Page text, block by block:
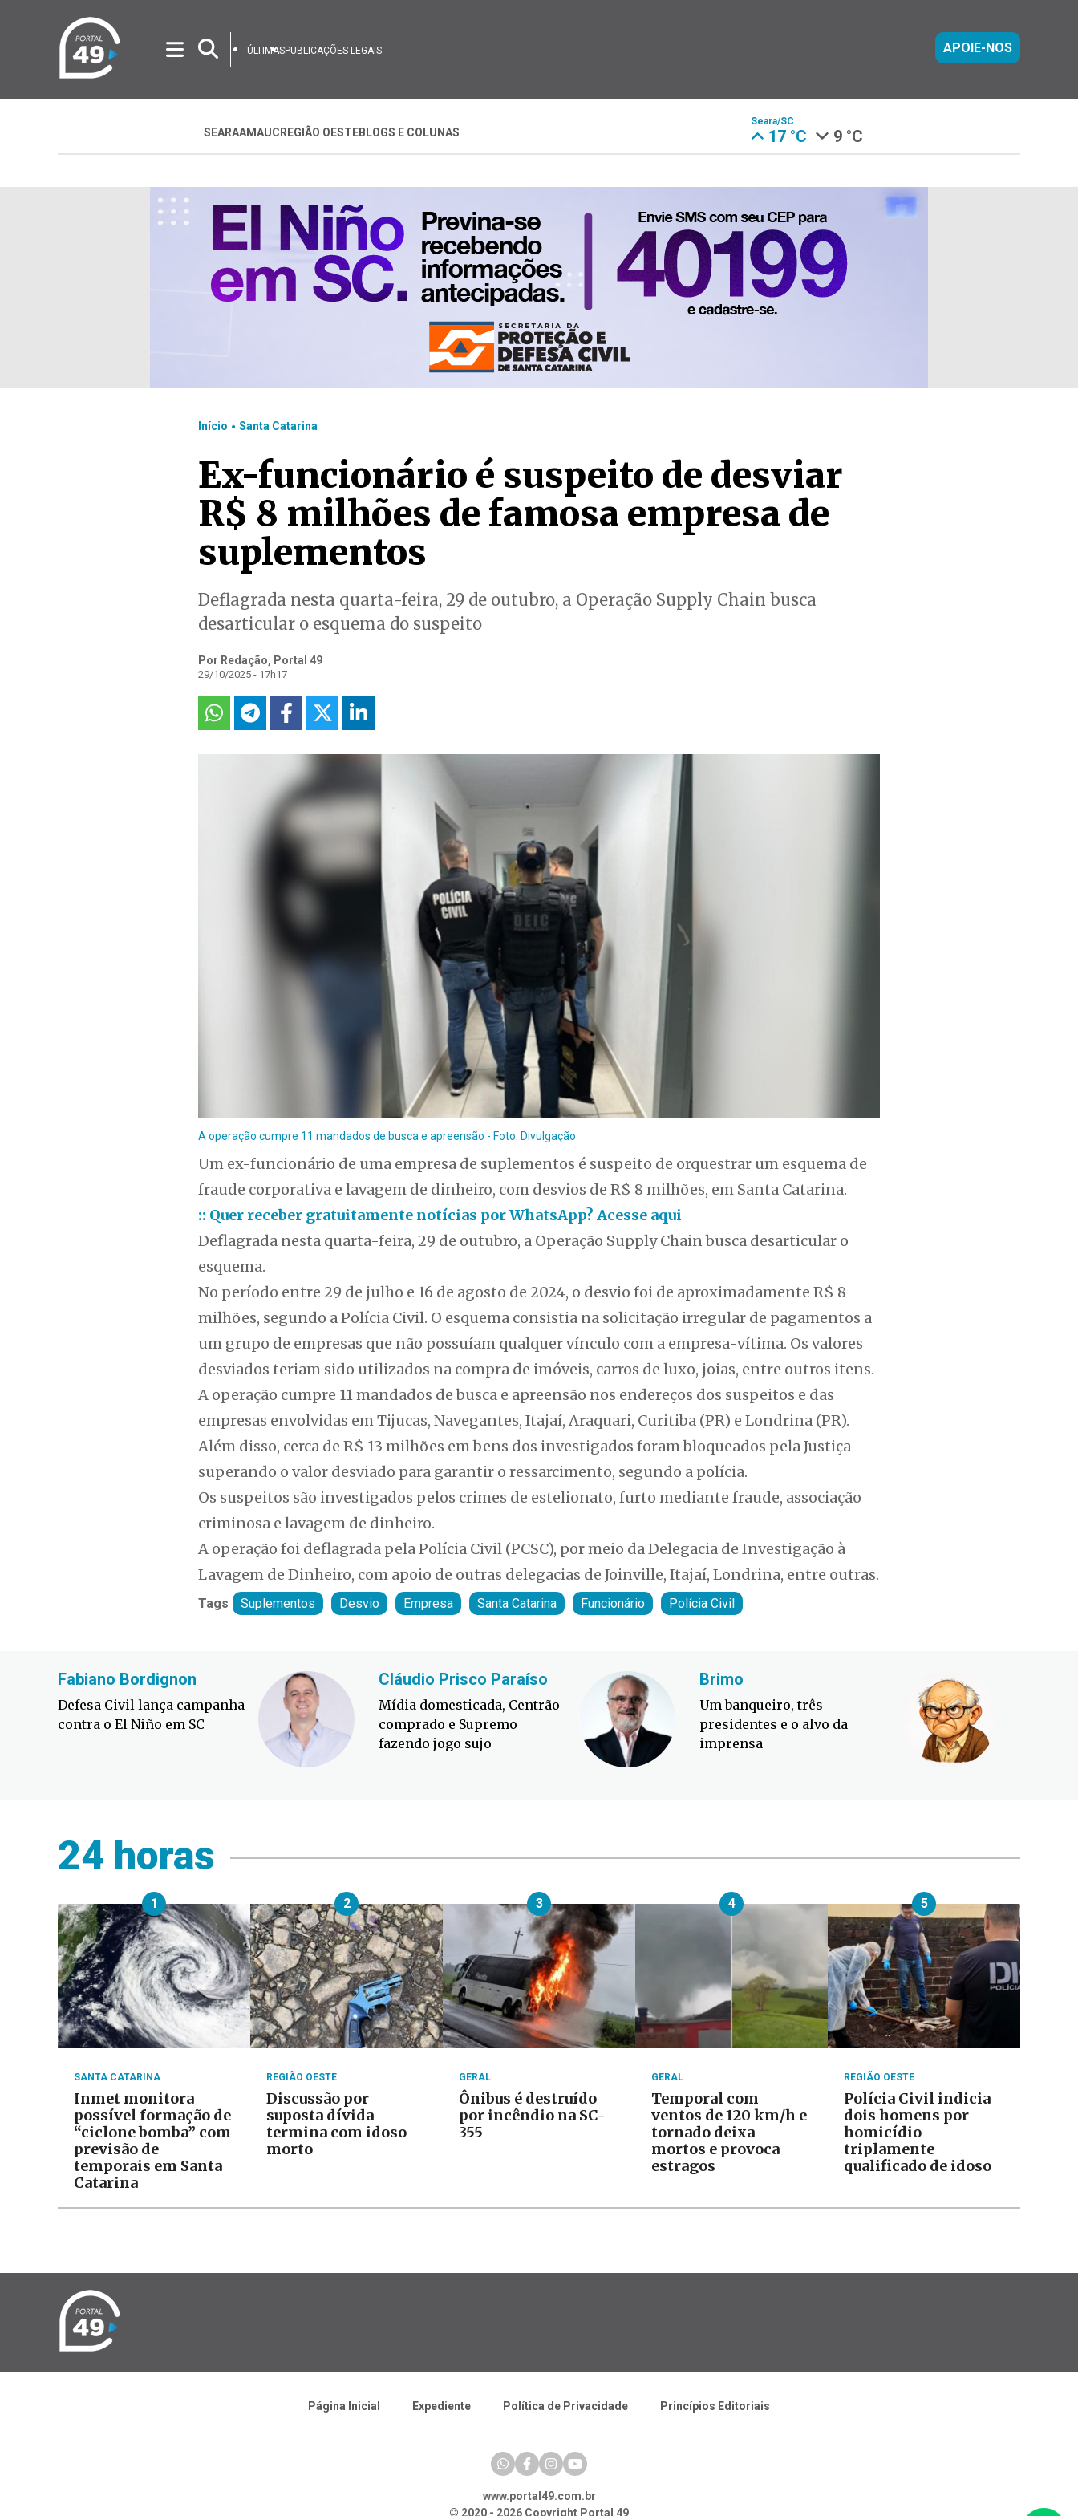
ÚLTIMASPUBLICAÇÕES LEGAIS APOIE-NOS
SEARAAMAUC REGIÃO OESTEBLOGS E COLUNAS
Seara/SC
17 °C 9 °C
Início . Santa Catarina
Ex-funcionário é suspeito de desviar
R$ 8 milhões de famosa empresa de
suplementos
Deflagrada nesta quarta-feira, 29 de outubro, a Operação Supply Chain busca
desarticular o esquema do suspeito
Por Redação, Portal 49
29/10/2025 - 17h17
A operação cumpre 11 mandados de busca e apreensão - Foto: Divulgação
Um ex-funcionário de uma empresa de suplementos é suspeito de orquestrar um esquema de
fraude corporativa e lavagem de dinheiro, com desvios de R$ 8 milhões, em Santa Catarina.
:: Quer receber gratuitamente notícias por WhatsApp? Acesse aqui
Deflagrada nesta quarta-feira, 29 de outubro, a Operação Supply Chain busca desarticular o
esquema.
No período entre 29 de julho e 16 de agosto de 2024, o desvio foi de aproximadamente R$ 8
milhões, segundo a Polícia Civil. O esquema consistia na solicitação irregular de pagamentos a
um grupo de empresas que não possuíam qualquer vínculo com a empresa-vítima. Os valores
desviados teriam sido utilizados na compra de imóveis, carros de luxo, joias, entre outros itens.
A operação cumpre 11 mandados de busca e apreensão nos endereços dos suspeitos e das
empresas envolvidas em Tijucas, Navegantes, Itajaí, Araquari, Curitiba (PR) e Londrina (PR).
Além disso, cerca de R$ 13 milhões em bens dos investigados foram bloqueados pela Justiça —
superando o valor desviado para garantir o ressarcimento, segundo a polícia.
Os suspeitos são investigados pelos crimes de estelionato, furto mediante fraude, associação
criminosa e lavagem de dinheiro.
A operação foi deflagrada pela Polícia Civil (PCSC), por meio da Delegacia de Investigação à
Lavagem de Dinheiro, com apoio de outras delegacias de Joinville, Itajaí, Londrina, entre outras.
Tags Suplementos Desvio Empresa Santa Catarina Funcionário Polícia Civil
Fabiano Bordignon
Defesa Civil lança campanha
contra o El Niño em SC
Cláudio Prisco Paraíso
Mídia domesticada, Centrão
comprado e Supremo
fazendo jogo sujo
Brimo
Um banqueiro, três
presidentes e o alvo da
imprensa
24 horas
1
SANTA CATARINA
Inmet monitora
possível formação de
“ciclone bomba” com
previsão de
temporais em Santa
Catarina
2
REGIÃO OESTE
Discussão por
suposta dívida
termina com idoso
morto
3
GERAL
Ônibus é destruído
por incêndio na SC-
355
4
GERAL
Temporal com
ventos de 120 km/h e
tornado deixa
mortos e provoca
estragos
5
REGIÃO OESTE
Polícia Civil indicia
dois homens por
homicídio
triplamente
qualificado de idoso
Página Inicial Expediente Política de Privacidade Princípios Editoriais
www.portal49.com.br
© 2020 - 2026 Copyright Portal 49